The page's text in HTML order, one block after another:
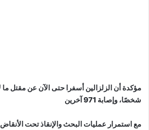
شخصًا، وإصابة 971 آخرين
مع استمرار عمليات البحث والإنقاذ تحت الأنقاض